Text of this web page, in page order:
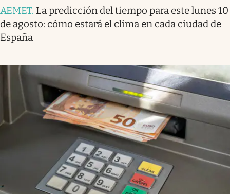
AEMET. La predicción del tiempo para este lunes 10
de agosto: cómo estará el clima en cada ciudad de
España